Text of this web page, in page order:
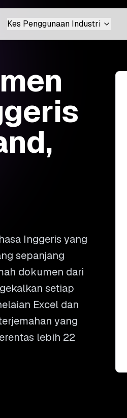
Kes Penggunaan Industri
Inggeris yang
sepanjang
dokumen dari
setiap
Excel dan
yang
lebih 22